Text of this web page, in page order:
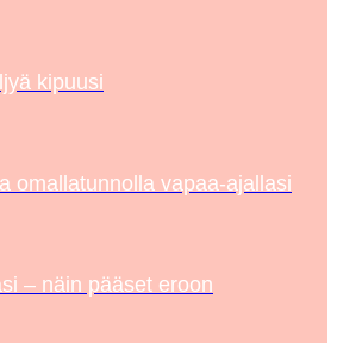
kipuusi
omallatunnolla vapaa-ajallasi
– näin pääset eroon